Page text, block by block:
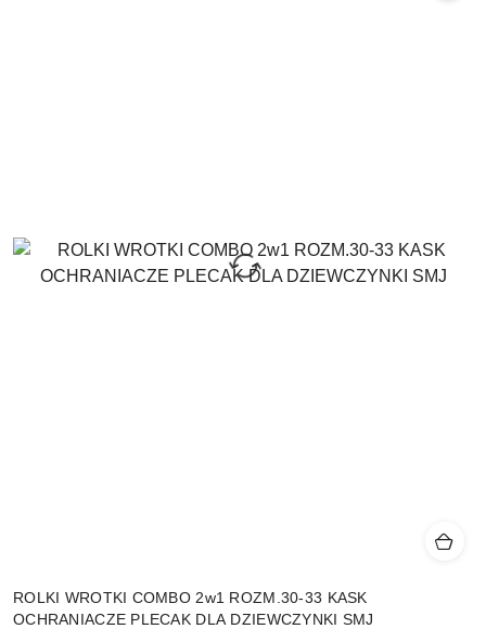
ROLKI WROTKI COMBO 2w1 ROZM.30-33 KASK
OCHRANIACZE PLECAK DLA DZIEWCZYNKI SMJ